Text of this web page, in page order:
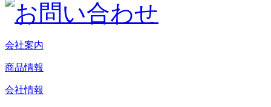
会社案内
商品情報
会社情報